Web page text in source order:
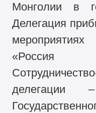
Монголии в
Делегация
делегации